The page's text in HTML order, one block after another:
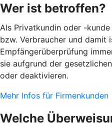
Wer ist betroffen?
Als Privatkundin oder -
bzw. Verbraucher und damit
Empfängerüberprüfung
sie aufgrund der
oder deaktivieren.
Mehr Infos für Firmenkunden
Welche